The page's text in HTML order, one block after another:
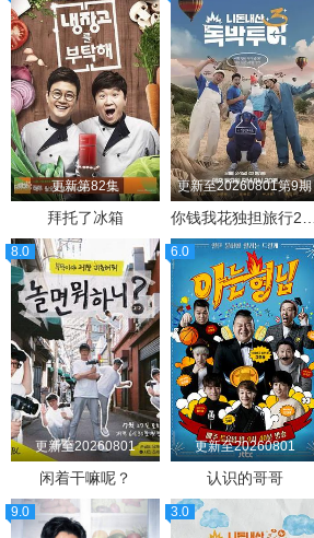
更新第82集
拜托了冰箱
更新至20260801第9期
8.0
更新至20260801
闲着干嘛呢？
6.0
更新至20260801
认识的哥哥
9.0 3.0